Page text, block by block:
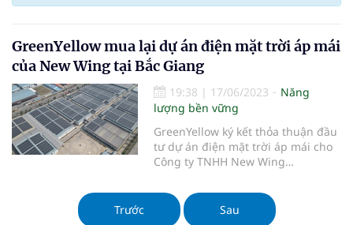
GreenYellow mua lại dự án điện mặt trời áp mái
của New Wing tại Bắc Giang
19:38 | 17/06/2023
Năng
lượng bền vững
GreenYellow ký kết thỏa thuận đầu
tư dự án điện mặt trời áp mái cho
Công ty TNHH New Wing
Wing), công ty con thuộc sở hữu
của Tập đoàn Foxconn.
Trước Sau